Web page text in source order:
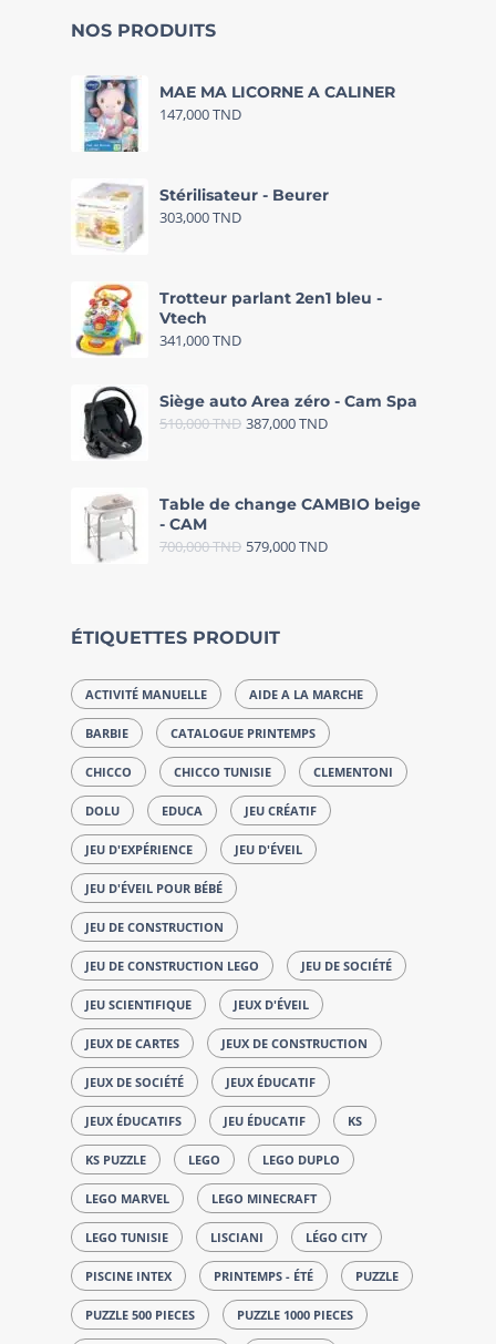
NOS PRODUITS
MAE MA LICORNE A CALINER
147,000TND
Stérilisateur - Beurer
303,000TND
Trotteur parlant 2en1 bleu -
Vtech
341,000TND
Siège auto Area zéro - Cam Spa
510,000TND 387,000TND
Table de change CAMBIO beige
- CAM
700,000TND 579,000TND
ÉTIQUETTES PRODUIT
ACTIVITÉ MANUELLE AIDE A LA MARCHE
BARBIE CATALOGUE PRINTEMPS
CHICCO CHICCO TUNISIE CLEMENTONI
DOLU EDUCA JEU CRÉATIF
JEU D'EXPÉRIENCE JEU D'ÉVEIL
JEU D'ÉVEIL POUR BÉBÉ
JEU DE CONSTRUCTION
JEU DE CONSTRUCTION LEGO JEU DE SOCIÉTÉ
JEU SCIENTIFIQUE JEUX D'ÉVEIL
JEUX DE CARTES JEUX DE CONSTRUCTION
JEUX DE SOCIÉTÉ JEUX ÉDUCATIF
JEUX ÉDUCATIFS JEU ÉDUCATIF KS
KS PUZZLE LEGO LEGO DUPLO
LEGO MARVEL LEGO MINECRAFT
LEGO TUNISIE LISCIANI LÉGO CITY
PISCINE INTEX PRINTEMPS - ÉTÉ PUZZLE
PUZZLE 500 PIECES PUZZLE 1000 PIECES